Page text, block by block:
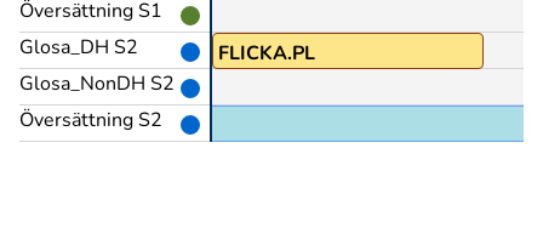
Översättning S1
Glosa_DH S2
Glosa_NonDH S2
Översättning S2
FLICKA.PL